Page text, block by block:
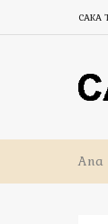
CAKA
Ana